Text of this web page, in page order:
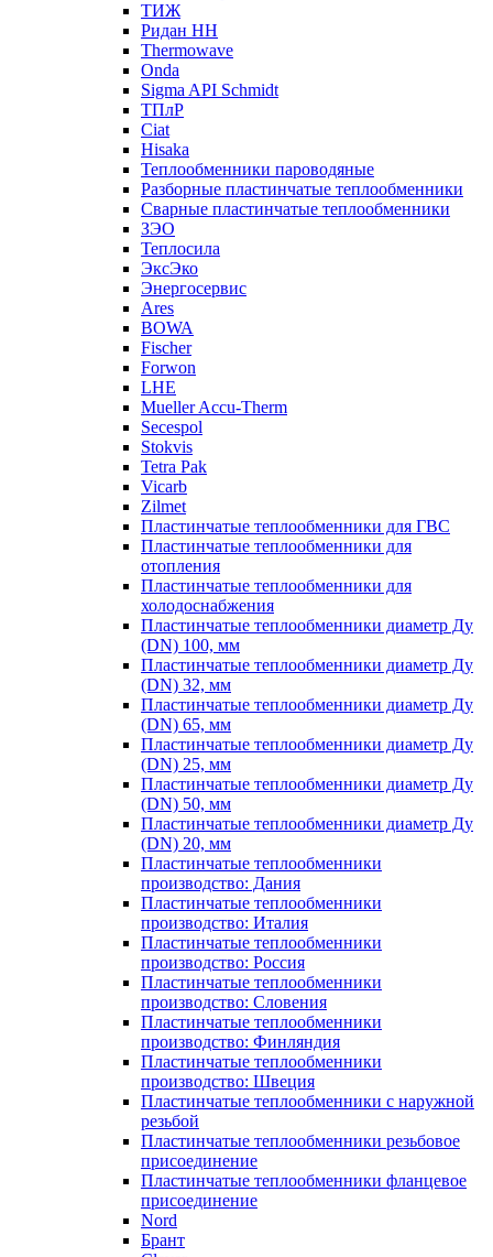
ТИЖ
Ридан НН
Thermowave
Onda
Sigma API Schmidt
ТПлР
Ciat
Hisaka
Теплообменники пароводяные
Разборные пластинчатые теплообменники
Сварные пластинчатые теплообменники
ЗЭО
Теплосила
ЭксЭко
Энергосервис
Ares
BOWA
Fischer
Forwon
LHE
Mueller Accu-Therm
Secespol
Stokvis
Tetra Pak
Vicarb
Zilmet
Пластинчатые теплообменники для ГВС
Пластинчатые теплообменники для
отопления
Пластинчатые теплообменники для
холодоснабжения
Пластинчатые теплообменники диаметр Ду
(DN) 100, мм
Пластинчатые теплообменники диаметр Ду
(DN) 32, мм
Пластинчатые теплообменники диаметр Ду
(DN) 65, мм
Пластинчатые теплообменники диаметр Ду
(DN) 25, мм
Пластинчатые теплообменники диаметр Ду
(DN) 50, мм
Пластинчатые теплообменники диаметр Ду
(DN) 20, мм
Пластинчатые теплообменники
производство: Дания
Пластинчатые теплообменники
производство: Италия
Пластинчатые теплообменники
производство: Россия
Пластинчатые теплообменники
производство: Словения
Пластинчатые теплообменники
производство: Финляндия
Пластинчатые теплообменники
производство: Швеция
Пластинчатые теплообменники с наружной
резьбой
Пластинчатые теплообменники резьбовое
присоединение
Пластинчатые теплообменники фланцевое
присоединение
Nord
Брант